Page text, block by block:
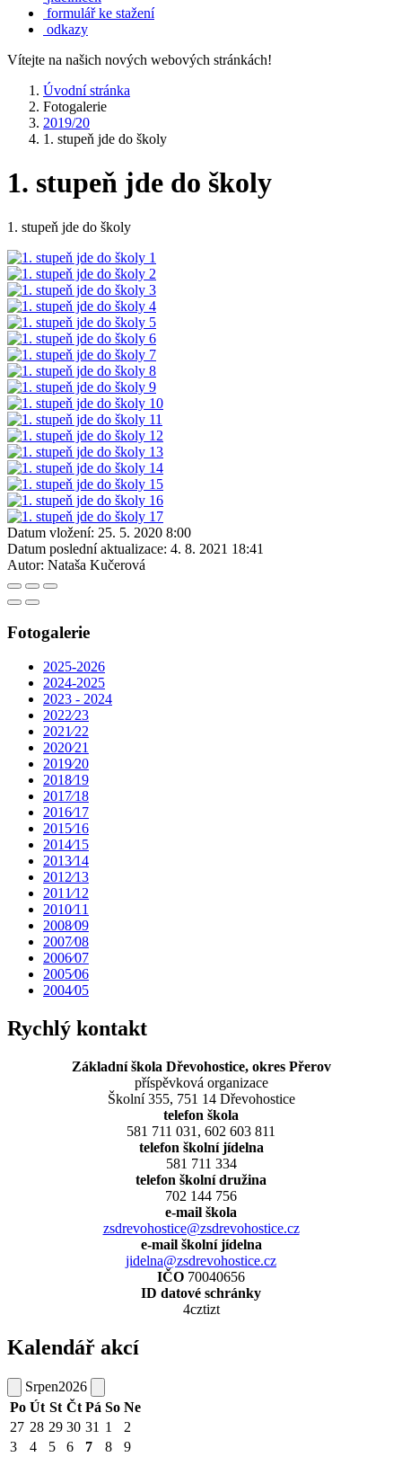
formulář ke stažení
odkazy
Vítejte na našich nových webových stránkách!
Úvodní stránka
Fotogalerie
2019/20
1. stupeň jde do školy
1. stupeň jde do školy
1. stupeň jde do školy
Datum vložení: 25. 5. 2020 8:00
Datum poslední aktualizace: 4. 8. 2021 18:41
Autor: Nataša Kučerová
Fotogalerie
2025-2026
2024-2025
2023 - 2024
2022⁄23
2021⁄22
2020⁄21
2019⁄20
2018⁄19
2017⁄18
2016⁄17
2015⁄16
2014⁄15
2013⁄14
2012⁄13
2011⁄12
2010⁄11
2008⁄09
2007⁄08
2006⁄07
2005⁄06
2004⁄05
Rychlý kontakt
Základní škola Dřevohostice, okres Přerov
příspěvková organizace
Školní 355, 751 14 Dřevohostice
telefon škola
581 711 031, 602 603 811
telefon školní jídelna
581 711 334
telefon školní družina
702 144 756
e-mail škola
zsdrevohostice@zsdrevohostice.cz
e-mail školní jídelna
jidelna@zsdrevohostice.cz
IČO 70040656
ID datové schránky
4cztizt
Kalendář akcí
Srpen2026
Po Út St Čt Pá So Ne
27 28 29 30 31 1
2
3
4 5 6 7 8
9